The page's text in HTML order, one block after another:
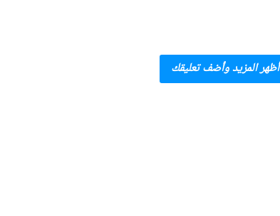
أظهر المزيد وأضف تعليقك